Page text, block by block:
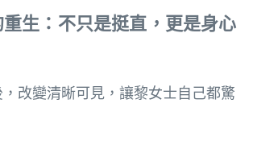
生：不只是挺直，更是身心
改變清晰可見，讓黎女士自己都驚